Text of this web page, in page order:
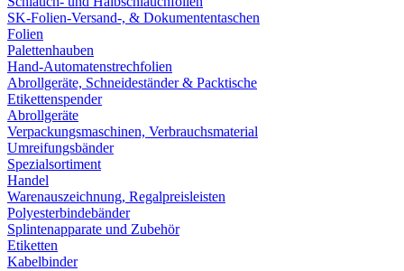
SK-Folien-Versand-, & Dokumententaschen
Folien
Palettenhauben
Hand-Automatenstrechfolien
Abrollgeräte, Schneideständer & Packtische
Etikettenspender
Abrollgeräte
Verpackungsmaschinen, Verbrauchsmaterial
Umreifungsbänder
Spezialsortiment
Handel
Warenauszeichnung, Regalpreisleisten
Polyesterbindebänder
Splintenapparate und Zubehör
Etiketten
Kabelbinder